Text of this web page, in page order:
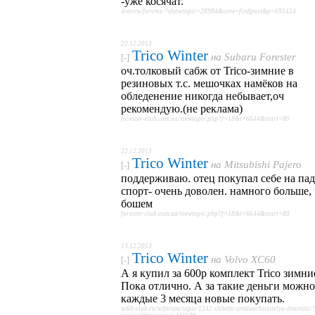
4rav.ru/forums/?showtopic=28984&view=findpost&p=691424
22.12.2013
[-] Trico Winter на Subaru Forester
оч.толковый сабж от Trico-зимние в
резиновых т.с. мешочках намёков на
обледенение никогда небывает,оч
рекомендую.(не реклама)
forester-club.com.ua/viewtopic.php?f=18&t=6644&start=80
22.12.2013
[-] Trico Winter на Mitsubishi Pajero
поддерживаю. отец покупал себе на
спорт- очень доволен. намного больше,
бошем
forester-club.com.ua/viewtopic.php?f=18&t=6644&start=80
13.12.2013
[-] Trico Winter на Volvo XC60
А я купил за 600р комплект Trico
Пока отлично. А за такие деньги можно
каждые 3 месяца новые покупать.
xc60-club.ru/xcforum/topic/1242-shhetki-stekloochistitelya-dvorniki/?